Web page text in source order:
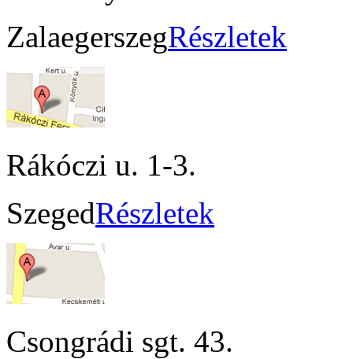
ZalaegerszegRészletek
Rákóczi u. 1-3.
SzegedRészletek
Csongrádi sgt. 43.